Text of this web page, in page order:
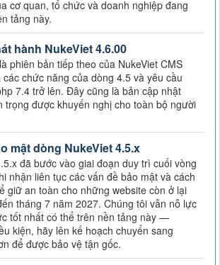
cơ quan, tổ chức và doanh nghiệp đang
tảng này.
hành NukeViet 4.6.00
phiên bản tiếp theo của NukeViet CMS
chức năng của dòng 4.5 và yêu cầu
7.4 trở lên. Đây cũng là bản cập nhật
trọng được khuyến nghị cho toàn bộ người
mật dòng NukeViet 4.5.x
đã bước vào giai đoạn duy trì cuối vòng
nhận liên tục các vấn đề bảo mật và cách
giữ an toàn cho những website còn ở lại
tháng 7 năm 2027. Chúng tôi vẫn nỗ lực
tốt nhất có thể trên nền tảng này —
kiện, hãy lên kế hoạch chuyển sang
để được bảo vệ tận gốc.